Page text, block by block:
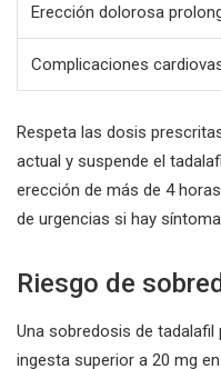
Erección dolorosa
Complicaciones
Respeta las dosis
actual y suspende el
erección de más de 4
de urgencias si hay
Riesgo de
Una sobredosis de
ingesta superior a 20 mg